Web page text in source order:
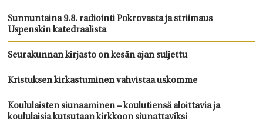
Sunnuntaina 9.8. radiointi Pokrovasta ja striimaus
Uspenskin katedraalista
Seurakunnan kirjasto on kesän ajan suljettu
Kristuksen kirkastuminen vahvistaa uskomme
Koululaisten siunaaminen – koulutiensä aloittavia ja
koululaisia kutsutaan kirkkoon siunattaviksi